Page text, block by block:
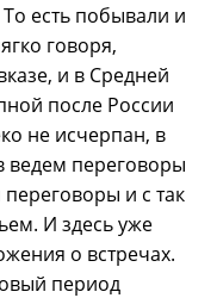
есть побывали и
говоря,
и в Средней
после России
не исчерпан, в
ведем переговоры
и с так
И здесь уже
о встречах.
период